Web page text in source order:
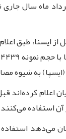
(ایسپا) به شیوه
تلگرام قبل از فیلتر، به
می­‌دهد